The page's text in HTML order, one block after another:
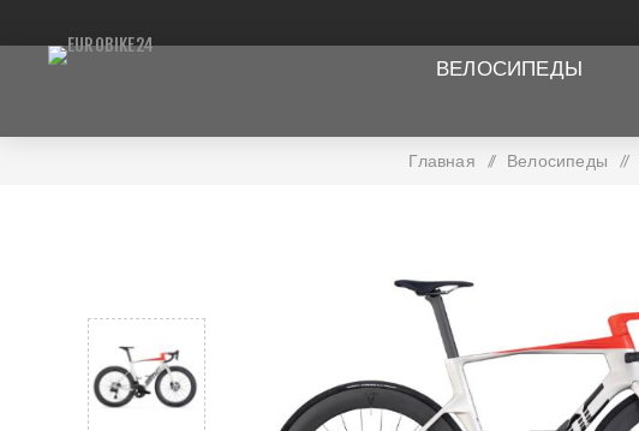
ВЕЛОСИПЕДЫ
Главная / Велосипеды /